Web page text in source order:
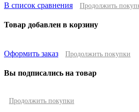
В список сравнения Продолжить
Товар добавлен в корзину
Оформить заказ Продолжить покупки
Вы подписались на товар
Продолжить покупки